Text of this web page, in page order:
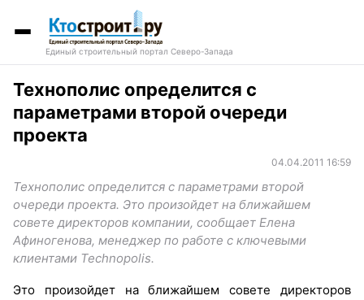
Единый строительный портал Северо-Запада
Технополис определится с
параметрами второй очереди
проекта
04.04.2011 16:59
Технополис определится с параметрами второй
очереди проекта. Это произойдет на ближайшем
совете директоров компании, сообщает Елена
Афиногенова, менеджер по работе с ключевыми
клиентами Technopolis.
Это произойдет на ближайшем совете директоров